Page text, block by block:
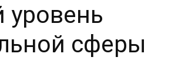
новостей
сферы